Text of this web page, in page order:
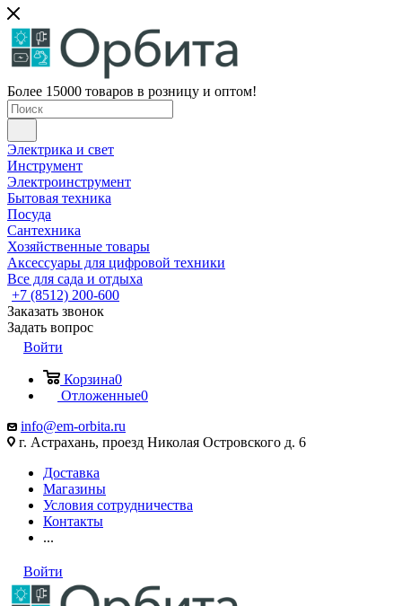
Более 15000 товаров в розницу и оптом!
Электрика и свет
Инструмент
Электроинструмент
Бытовая техника
Посуда
Сантехника
Хозяйственные товары
Аксессуары для цифровой техники
Все для сада и отдыха
+7 (8512) 200-600
Заказать звонок
Задать вопрос
Войти
Корзина0
Отложенные0
info@em-orbita.ru
г. Астрахань, проезд Николая Островского д. 6
Доставка
Магазины
Условия сотрудничества
Контакты
...
Войти